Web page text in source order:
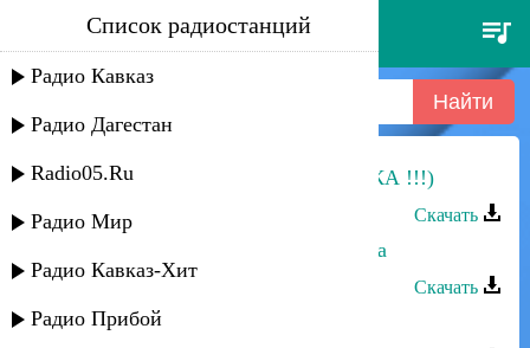
замир - зи лезги халкь (
лезгинка !!!)
Список радиостанций
Радио Кавказ
Радио Дагестан
Radio05.Ru
Радио Мир
Радио Кавказ-Хит
Радио Прибой
Замир - Зи Лезги халкь ( ЛЕЗГИНКА !!!)
Скачать
Марина Алиева и Замир - Лезгинка
Скачать
Магомед Аликперов - Лезги халкь